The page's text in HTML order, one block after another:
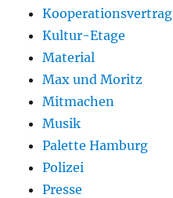
Kooperationsvertrag
Kultur-Etage
Material
Max und Moritz
Mitmachen
Musik
Palette Hamburg
Polizei
Presse